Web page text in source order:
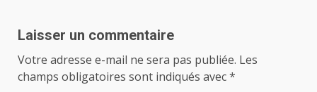
Laisser un commentaire
Votre adresse e-mail ne sera pas publiée. Les
champs obligatoires sont indiqués avec*